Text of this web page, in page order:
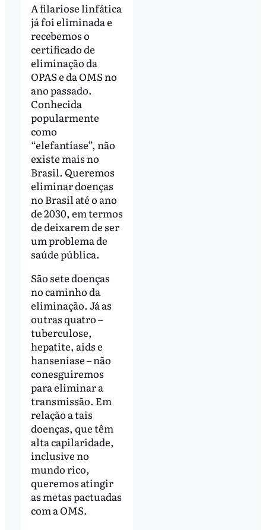
A filariose linfática
já foi eliminada e
recebemos o
certificado de
eliminação da
OPAS e da OMS no
ano passado.
Conhecida
popularmente
como
“elefantíase”, não
existe mais no
Brasil. Queremos
eliminar doenças
no Brasil até o ano
de 2030, em termos
de deixarem de ser
um problema de
saúde pública.
São sete doenças
no caminho da
eliminação. Já as
outras quatro –
tuberculose,
hepatite, aids e
hanseníase – não
conesguiremos
para eliminar a
transmissão. Em
relação a tais
doenças, que têm
alta capilaridade,
inclusive no
mundo rico,
queremos atingir
as metas pactuadas
com a OMS.